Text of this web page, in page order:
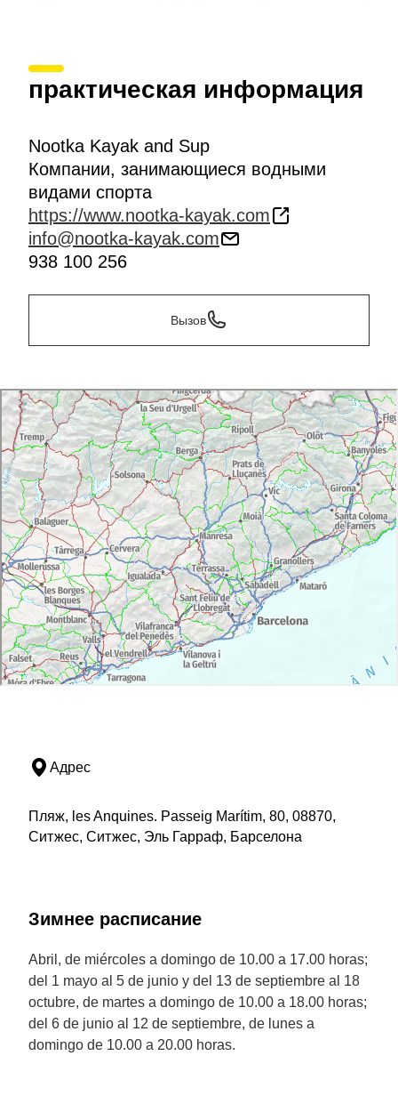
практическая информация
Nootka Kayak and Sup
Компании, занимающиеся водными
видами спорта
https://www.nootka-kayak.com
info@nootka-kayak.com
938 100 256
Вызов
Адрес
Пляж, les Anquines. Passeig Marítim, 80, 08870,
Ситжес, Ситжес, Эль Гарраф, Барселона
Зимнее расписание
Abril, de miércoles a domingo de 10.00 a 17.00 horas;
del 1 mayo al 5 de junio y del 13 de septiembre al 18
octubre, de martes a domingo de 10.00 a 18.00 horas;
del 6 de junio al 12 de septiembre, de lunes a
domingo de 10.00 a 20.00 horas.